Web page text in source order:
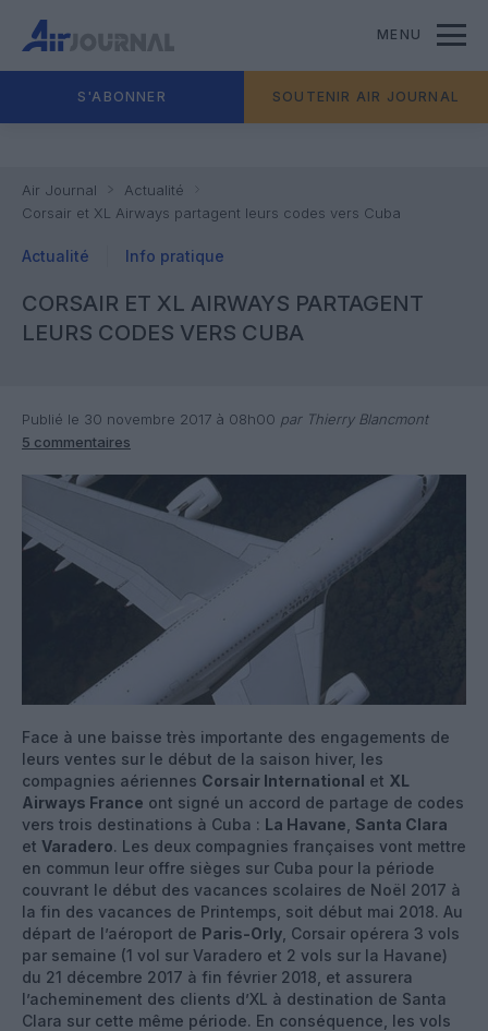
MENU
S'ABONNER SOUTENIR AIR JOURNAL
Air Journal
Actualité
Corsair et XL Airways partagent leurs codes vers Cuba
Actualité Info pratique
CORSAIR ET XL AIRWAYS PARTAGENT
LEURS CODES VERS CUBA
Publié le 30 novembre 2017 à 08h00 par Thierry Blancmont
5 commentaires
Face à une baisse très importante des engagements de
leurs ventes sur le début de la saison hiver, les
compagnies aériennes Corsair International et XL
Airways France ont signé un accord de partage de codes
vers trois destinations à Cuba : La Havane Santa Clara
et Varadero. Les deux compagnies françaises vont mettre
en commun leur offre sièges sur Cuba pour la période
couvrant le début des vacances scolaires de Noël 2017 à
la fin des vacances de Printemps, soit début mai 2018. Au
départ de l’aéroport de Paris-Orly , Corsair opérera 3 vols
par semaine (1 vol sur Varadero et 2 vols sur la Havane)
du 21 décembre 2017 à fin février 2018, et assurera
l’acheminement des clients d’XL à destination de Santa
Clara sur cette même période. En conséquence, les vols